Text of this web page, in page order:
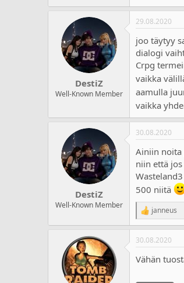
ä
r
ä
DestiZ
Well-Known Member
29.08.2020
joo täytyy
dialogi
Crpg
vaikka
aamulla
vaikka
DestiZ
Well-Known Member
30.08.2020
Ainiin noita
niin että
500 niitä
R
e
a
c
i
janneus
30.08.2020
Vähän